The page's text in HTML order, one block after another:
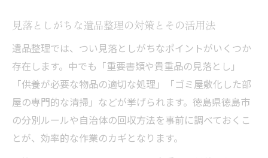
見落としがちな遺品整理の対策とその活用法
遺品整理では、つい見落としがちなポイントがいくつか
存在します。中でも「重要書類や貴重品の見落とし」
「供養が必要な物品の適切な処理」「ゴミ屋敷化した部
屋の専門的な清掃」などが挙げられます。徳島県徳島市
の分別ルールや自治体の回収方法を事前に調べておくこ
とが、効率的な作業のカギとなります。